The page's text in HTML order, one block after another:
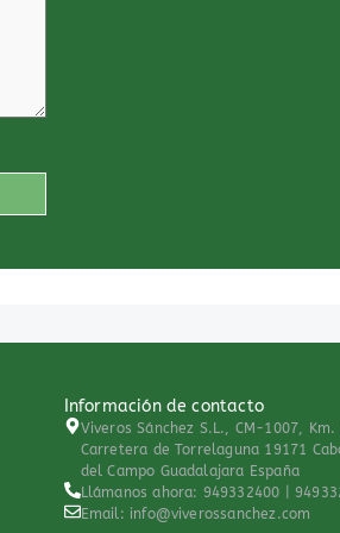
Información de contacto
Viveros Sánchez S.L., CM-1007, Km.
Carretera de Torrelaguna 19171
del Campo Guadalajara España
Llámanos ahora: 949332400 |
Email: info@viverossanchez.com